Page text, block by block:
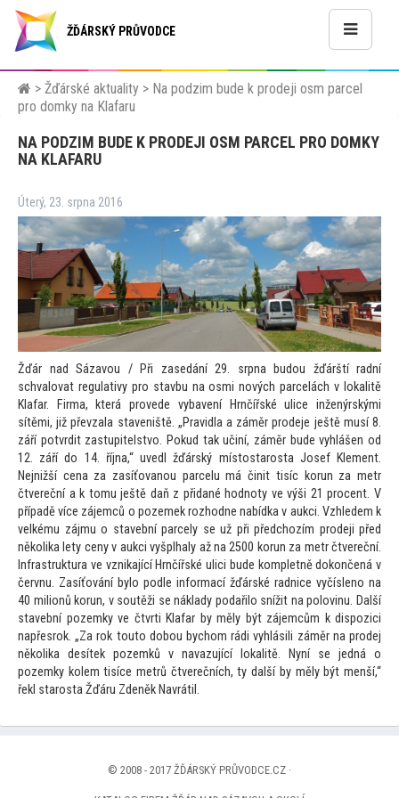
ŽĎÁRSKÝ PRŮVODCE
> Žďárské aktuality > Na podzim bude k prodeji osm parcel
pro domky na Klafaru
NA PODZIM BUDE K PRODEJI OSM PARCEL PRO DOMKY
NA KLAFARU
Úterý, 23. srpna 2016
Žďár nad Sázavou / Při zasedání 29. srpna budou žďárští radní
schvalovat regulativy pro stavbu na osmi nových parcelách v lokalitě
Klafar. Firma, která provede vybavení Hrnčířské ulice inženýrskými
sítěmi, již převzala staveniště. „Pravidla a záměr prodeje ještě musí 8.
září potvrdit zastupitelstvo. Pokud tak učiní, záměr bude vyhlášen od
12. září do 14. října,“ uvedl žďárský místostarosta Josef Klement.
Nejnižší cena za zasíťovanou parcelu má činit tisíc korun za metr
čtvereční a k tomu ještě daň z přidané hodnoty ve výši 21 procent. V
případě více zájemců o pozemek rozhodne nabídka v aukci. Vzhledem k
velkému zájmu o stavební parcely se už při předchozím prodeji před
několika lety ceny v aukci vyšplhaly až na 2500 korun za metr čtvereční.
Infrastruktura ve vznikající Hrnčířské ulici bude kompletně dokončená v
červnu. Zasíťování bylo podle informací žďárské radnice vyčísleno na
40 milionů korun, v soutěži se náklady podařilo snížit na polovinu. Další
stavební pozemky ve čtvrti Klafar by měly být zájemcům k dispozici
napřesrok. „Za rok touto dobou bychom rádi vyhlásili záměr na prodej
několika desítek pozemků v navazující lokalitě. Nyní se jedná o
pozemky kolem tisíce metrů čtverečních, ty další by měly být menší,“
řekl starosta Žďáru Zdeněk Navrátil.
© 2008 - 2017 ŽĎÁRSKÝ PRŮVODCE.CZ ·